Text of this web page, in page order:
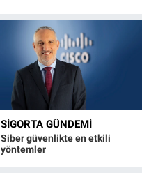
SIGORTA GÜNDEMI
Siber güvenlikte en etkili
yöntemler